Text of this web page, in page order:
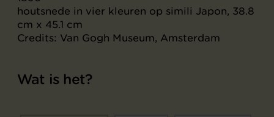
houtsnede in vier kleuren op simili Japon, 38.8
cm x 45.1 cm
Credits: Van Gogh Museum, Amsterdam
Wat is het?